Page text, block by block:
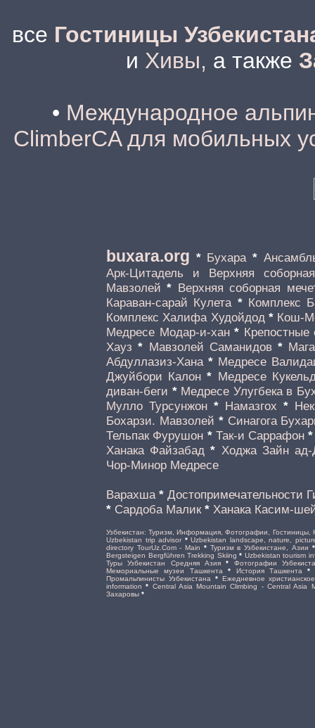
все Гостиницы
и Хивы, а также
• Международное
ClimberCA для мобильных
buxara.org * Бухара *
Арк-Цитадель и Верхняя
Мавзолей * Верхняя соборная
Караван-сарай Кулета * Комплекс
Комплекс Халифа Худойдод * Кош-
Медресе Модар-и-хан *
Хауз * Мавзолей Саманидов *
Абдуллазиз-Хана * Медресе
Джуйбори Калон * Медресе
диван-беги * Медресе Улугбека в
Мулло Турсунжон * Намазгох *
Бохарзи. Мавзолей * Синагога
Тельпак Фурушон * Так-и Саррафон
Ханака Файзабад * Ходжа Зайн ад-
Чор-Минор Медресе
Варахша * Достопримечательности
* Сардоба Малик * Ханака Касим-
Узбекистан: Туризм, Информация, Фотографии, Гостиницы,
Uzbekistan trip advisor *Uzbekistan landscape, nature,
directory TourUz.Com - Main * Туризм в Узбекистане, Азии
Bergsteigen Bergführen Trekking Skiing * Uzbekistan tourism
Туры Узбекистан Средняя Азия * Фотографии
Мемориальные музеи Ташкента * История Ташкента *
Промальпинисты Узбекистана * Ежедневное
information * Central Asia Mountain Climbing - Central Asia
Захаровы *